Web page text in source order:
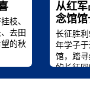
枝、
去田
的秋
从红
念馆馆
长征胜
年学子
馆，踏
的长征